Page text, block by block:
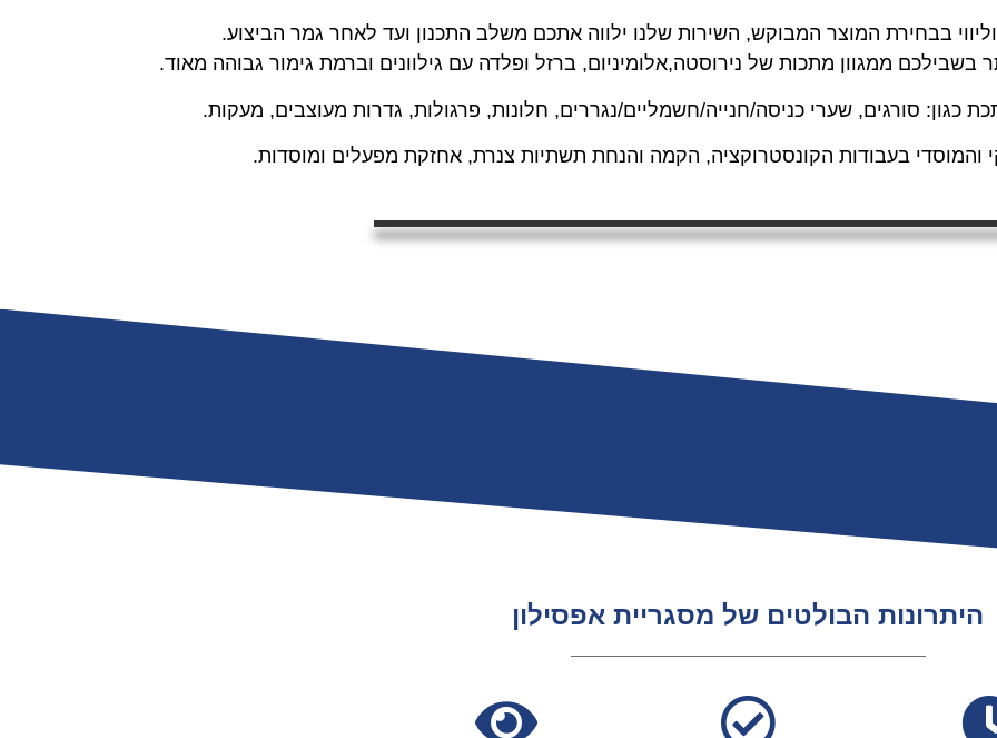
בבחירת המוצר המבוקש, השירות שלנו ילווה אתכם משלב התכנון ועד לאחר גמר הביצוע.
ממגוון מתכות של נירוסטה,אלומיניום, ברזל ופלדה עם גילוונים וברמת גימור גבוהה מאוד.
כגון: סורגים, שערי כניסה/חנייה/חשמליים/נגררים, חלונות, פרגולות, גדרות מעוצבים, מעקות.
והמוסדי בעבודות הקונסטרוקציה, הקמה והנחת תשתיות צנרת, אחזקת מפעלים ומוסדות.
היתרונות הבולטים של מסגריית אפסילון